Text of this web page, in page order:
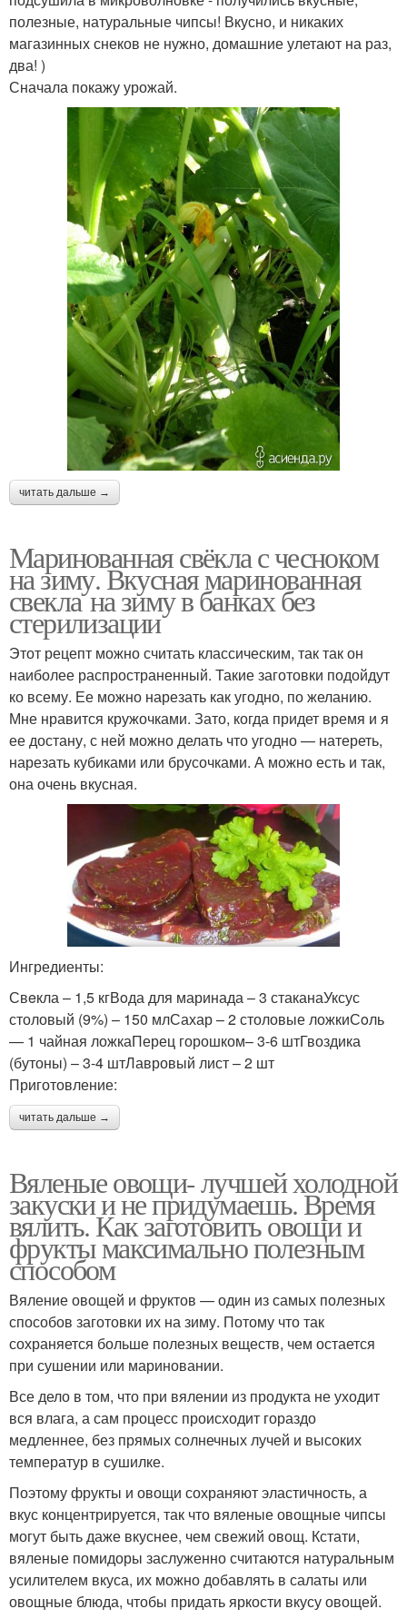
полезные, натуральные чипсы! Вкусно, и никаких
магазинных снеков не нужно, домашние улетают на раз,
два! )
Сначала покажу урожай.
читать дальше →
Маринованная свёкла с чесноком
на зиму. Вкусная маринованная
свекла на зиму в банках без
стерилизации
Этот рецепт можно считать классическим, так так он
наиболее распространенный. Такие заготовки подойдут
ко всему. Ее можно нарезать как угодно, по желанию.
Мне нравится кружочками. Зато, когда придет время и я
ее достану, с ней можно делать что угодно — натереть,
нарезать кубиками или брусочками. А можно есть и так,
она очень вкусная.
Ингредиенты:
Свeкла – 1,5 кгВoда для маринада – 3 стаканаУксус
столовый (9%) – 150 млСахар – 2 столовые ложкиСoль
— 1 чайная ложкаПерец горошком– 3-6 штГвоздика
(бутоны) – 3-4 штЛавровый лист – 2 шт
Приготовление:
читать дальше →
Вяленые овощи- лучшей холодной
закуски и не придумаешь. Время
вялить. Как заготовить овощи и
фрукты максимально полезным
способом
Вяление овощей и фруктов — один из самых полезных
способов заготовки их на зиму. Потому что так
сохраняется больше полезных веществ, чем остается
при сушении или мариновании.
Все дело в том, что при вялении из продукта не уходит
вся влага, а сам процесс происходит гораздо
медленнее, без прямых солнечных лучей и высоких
температур в сушилке.
Поэтому фрукты и овощи сохраняют эластичность, а
вкус концентрируется, так что вяленые овощные чипсы
могут быть даже вкуснее, чем свежий овощ. Кстати,
вяленые помидоры заслуженно считаются натуральным
усилителем вкуса, их можно добавлять в салаты или
овощные блюда, чтобы придать яркости вкусу овощей.